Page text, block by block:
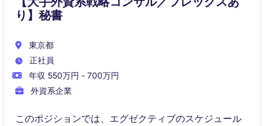
り】秘書
東京都
正社員
年収 550万円 - 700万円
外資系企業
このポジションでは、エグゼクティブのスケジュール